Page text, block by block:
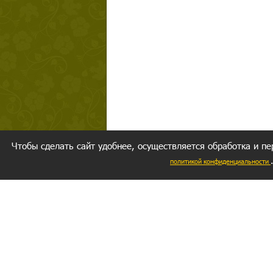
Чтобы сделать сайт удобнее, осуществляется обработка и
политикой конфиденциальности